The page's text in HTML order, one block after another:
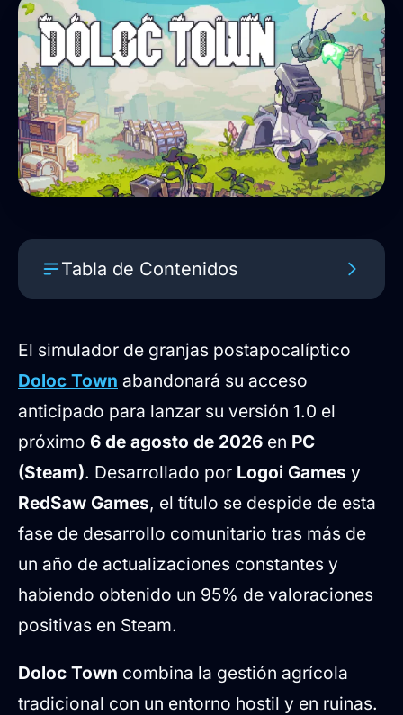
Tabla de Contenidos
Aviso de cambio de precio
El simulador de granjas postapocalíptico
Doloc Town abandonará su acceso
anticipado para lanzar su versión 1.0 el
próximo 6 de agosto de 2026 en PC
(Steam). Desarrollado por Logoi Games y
RedSaw Games, el título se despide de esta
fase de desarrollo comunitario tras más de
un año de actualizaciones constantes y
habiendo obtenido un 95% de valoraciones
positivas en Steam.
Doloc Town combina la gestión agrícola
tradicional con un entorno hostil y en ruinas.